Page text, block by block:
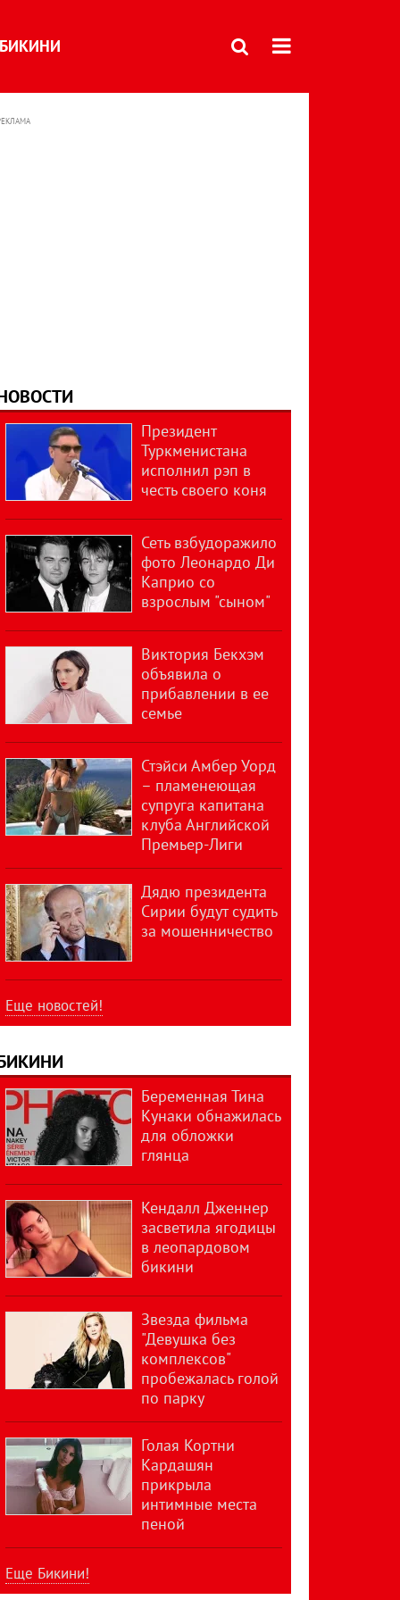
БИКИНИ
Президент
Туркменистана
исполнил рэп в
честь своего коня
Сеть взбудоражило
фото Леонардо Ди
Каприо со
взрослым "сыном"
Виктория Бекхэм
объявила о
прибавлении в ее
семье
Стэйси Амбер Уорд
– пламенеющая
супруга капитана
клуба Английской
Премьер-Лиги
Дядю президента
Сирии будут судить
за мошенничество
Еще новостей!
Беременная Тина
Кунаки обнажилась
для обложки
глянца
Кендалл Дженнер
засветила ягодицы
в леопардовом
бикини
Звезда фильма
"Девушка без
комплексов"
пробежалась голой
по парку
Голая Кортни
Кардашян
прикрыла
интимные места
пеной
Еще Бикини!